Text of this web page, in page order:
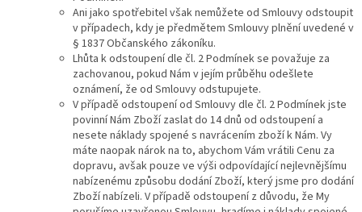
Ani jako spotřebitel však nemůžete od Smlouvy odstoupit
v případech, kdy je předmětem Smlouvy plnění uvedené v
§ 1837 Občanského zákoníku.
Lhůta k odstoupení dle čl. 2 Podmínek se považuje za
zachovanou, pokud Nám v jejím průběhu odešlete
oznámení, že od Smlouvy odstupujete.
V případě odstoupení od Smlouvy dle čl. 2 Podmínek jste
povinní Nám Zboží zaslat do 14 dnů od odstoupení a
nesete náklady spojené s navrácením zboží k Nám. Vy
máte naopak nárok na to, abychom Vám vrátili Cenu za
dopravu, avšak pouze ve výši odpovídající nejlevnějšímu
nabízenému způsobu dodání Zboží, který jsme pro dodání
Zboží nabízeli. V případě odstoupení z důvodu, že My